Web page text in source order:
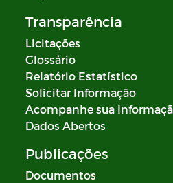
Transparência
Licitações
Glossário
Relatório Estatístico
Solicitar Informação
Acompanhe sua
Dados Abertos
Publicações
Documentos